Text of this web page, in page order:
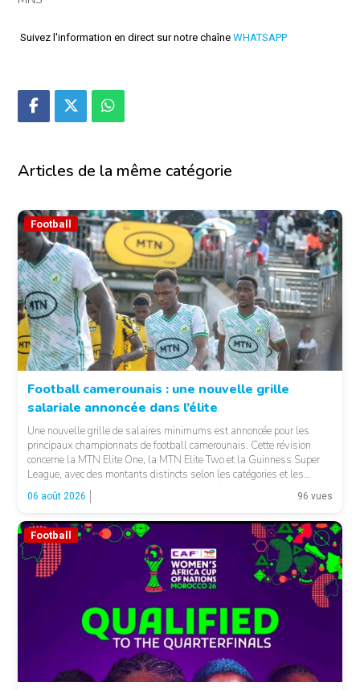
Suivez l'information en direct sur notre chaîne WHATSAPP
Articles de la même catégorie
Football
Football camerounais : une nouvelle grille
salariale annoncée dans l’élite
Une nouvelle grille de salaires minimums est annoncée pour les
principaux championnats de football camerounais. Cette révision
concerne la MTN Elite One, la MTN Elite Two et la Guinness Super
League, avec des montants distincts selon les catégories et les
fonctions. LA SUITE APRÈS LA PUBLICITÉ Selon les informations
relayées par Allez Les Lions, […]
06 août 2026 96 vues
Football